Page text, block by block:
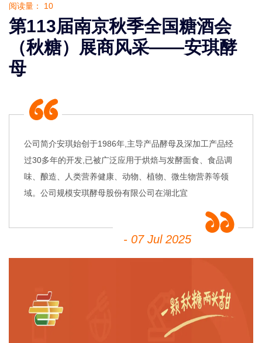
阅读量： 10
第113届南京秋季全国糖酒会
（秋糖）展商风采——安琪酵
母
公司简介安琪始创于1986年,主导产品酵母及深加工产品经
过30多年的开发,已被广泛应用于烘焙与发酵面食、食品调
味、酿造、人类营养健康、动物、植物、微生物营养等领
域。公司规模安琪酵母股份有限公司在湖北宜
- 07 Jul 2025